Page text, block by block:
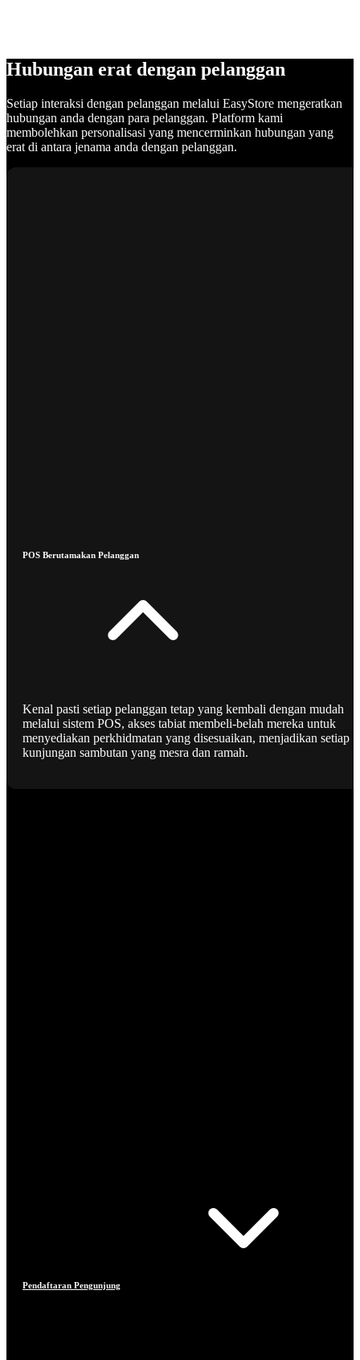
Hubungan erat dengan pelanggan
Setiap interaksi dengan pelanggan melalui EasyStore mengeratkan
hubungan anda dengan para pelanggan. Platform kami
membolehkan personalisasi yang mencerminkan hubungan yang
erat di antara jenama anda dengan pelanggan.
POS Berutamakan Pelanggan
Kenal pasti setiap pelanggan tetap yang kembali dengan mudah
melalui sistem POS, akses tabiat membeli-belah mereka untuk
menyediakan perkhidmatan yang disesuaikan, menjadikan setiap
kunjungan sambutan yang mesra dan ramah.
Pendaftaran Pengunjung